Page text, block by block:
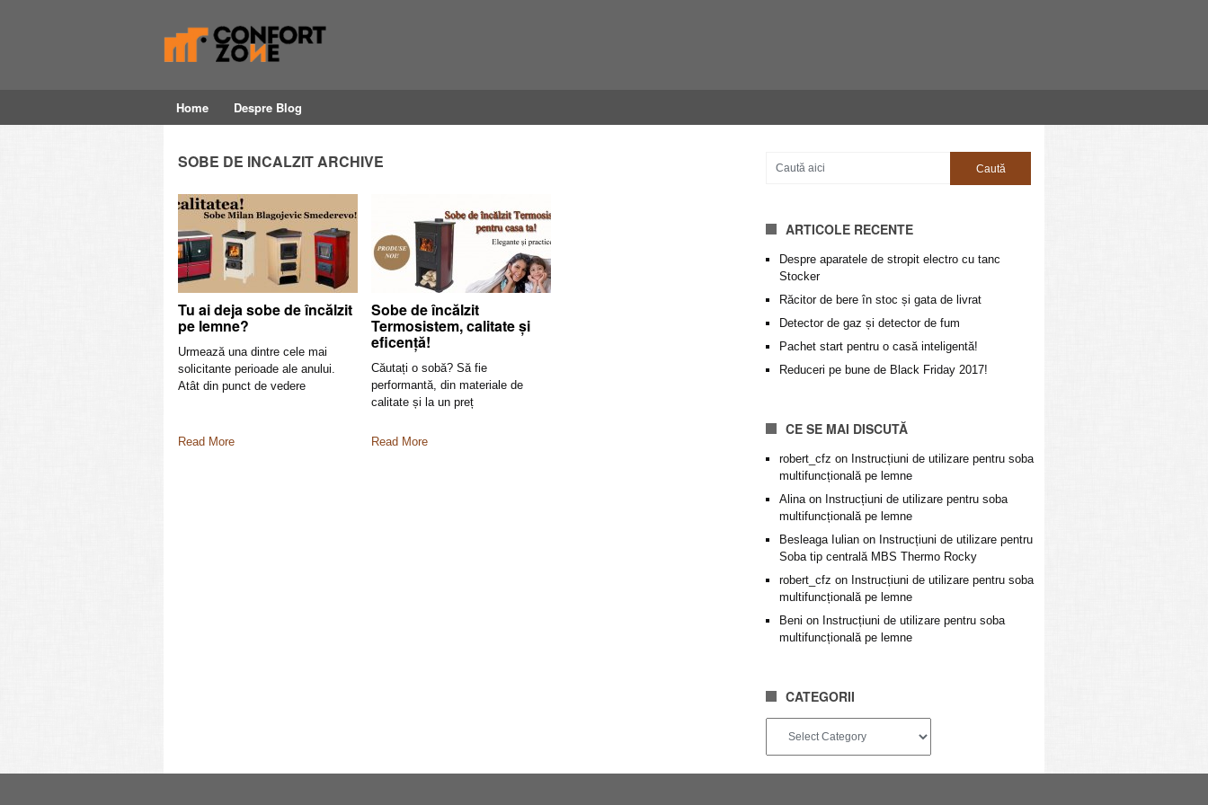
Home Despre Blog
SOBE DE INCALZIT ARCHIVE
Tu ai deja sobe de încălzit
pe lemne?
Urmează una dintre cele mai
solicitante perioade ale anului.
Atât din punct de vedere
Read More
Sobe de încălzit
Termosistem, calitate și
eficență!
Căutați o sobă? Să fie
performantă, din materiale de
calitate și la un preț
Read More
ARTICOLE RECENTE
Despre aparatele de stropit electro cu tanc
Stocker
Răcitor de bere în stoc și gata de livrat
Detector de gaz și detector de fum
Pachet start pentru o casă inteligentă!
Reduceri pe bune de Black Friday 2017!
CE SE MAI DISCUTĂ
robert_cfz on Instrucțiuni de utilizare pentru soba
multifuncțională pe lemne
Alinaon Instrucțiuni de utilizare pentru soba
multifuncțională pe lemne
Besleaga Iulian on Instrucțiuni de utilizare pentru
Soba tip centrală MBS Thermo Rocky
robert_cfz on Instrucțiuni de utilizare pentru soba
multifuncțională pe lemne
Beni on Instrucțiuni de utilizare pentru soba
multifuncțională pe lemne
CATEGORII